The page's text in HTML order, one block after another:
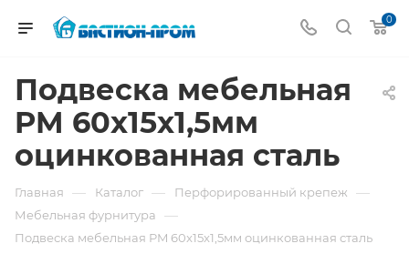
0
Подвеска мебельная
PM 60x15x1,5мм
оцинкованная сталь
Главная — Каталог — Перфорированный крепеж —
Мебельная фурнитура —
Подвеска мебельная PM 60x15x1,5мм оцинкованная сталь